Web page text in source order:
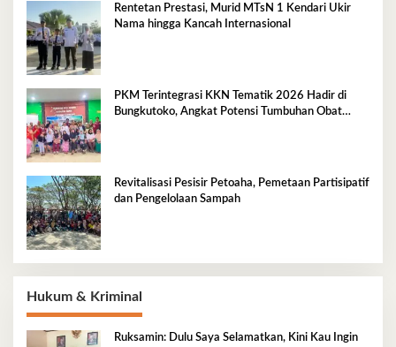
Rentetan Prestasi, Murid MTsN 1 Kendari Ukir
Nama hingga Kancah Internasional
PKM Terintegrasi KKN Tematik 2026 Hadir di
Bungkutoko, Angkat Potensi Tumbuhan Obat
Revitalisasi Pesisir Petoaha, Pemetaan Partisipatif
dan Pengelolaan Sampah
Hukum & Kriminal
Ruksamin: Dulu Saya Selamatkan, Kini Kau Ingin